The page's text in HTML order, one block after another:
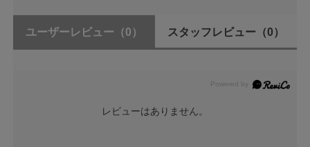
ユーザーレビュー （0） スタッフレビュー （0）
レビューはありません。